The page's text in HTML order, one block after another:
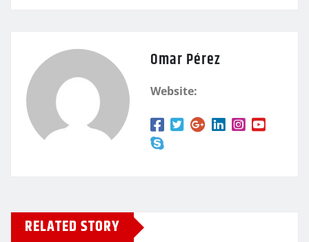
Omar Pérez
Website:
RELATED STORY